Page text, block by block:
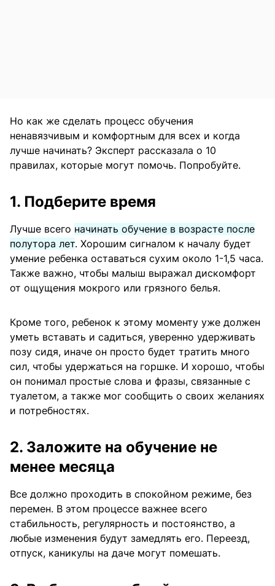
Но как же сделать процесс обучения
ненавязчивым и комфортным для всех и когда
лучше начинать? Эксперт рассказала о 10
правилах, которые могут помочь. Попробуйте.
1. Подберите время
Лучше всего начинать обучение в возрасте после
полутора лет. Хорошим сигналом к началу будет
умение ребенка оставаться сухим около 1-1,5 часа.
Также важно, чтобы малыш выражал дискомфорт
от ощущения мокрого или грязного белья.
Кроме того, ребенок к этому моменту уже должен
уметь вставать и садиться, уверенно удерживать
позу сидя, иначе он просто будет тратить много
сил, чтобы удержаться на горшке. И хорошо, чтобы
он понимал простые слова и фразы, связанные с
туалетом, а также мог сообщить о своих желаниях
и потребностях.
2. Заложите на обучение не
менее месяца
Все должно проходить в спокойном режиме, без
перемен. В этом процессе важнее всего
стабильность, регулярность и постоянство, а
любые изменения будут замедлять его. Переезд,
отпуск, каникулы на даче могут помешать.